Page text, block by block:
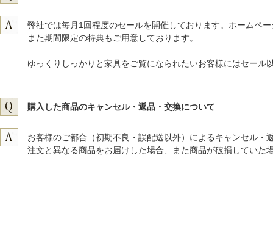
弊社では毎月1回程度のセールを開催しております。ホームペ
また期間限定の特典もご用意しております。
ゆっくりしっかりと家具をご覧になられたいお客様にはセー
購入した商品のキャンセル・返品・交換について
お客様のご都合（初期不良・誤配送以外）によるキャンセル・
注文と異なる商品をお届けした場合、また商品が破損してい